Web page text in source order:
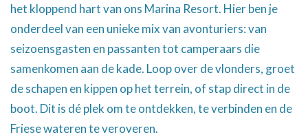
het kloppend hart van ons Marina Resort. Hier ben je
onderdeel van een unieke mix van avonturiers: van
seizoensgasten en passanten tot camperaars die
samenkomen aan de kade. Loop over de vlonders, groet
de schapen en kippen op het terrein, of stap direct in de
boot. Dit is dé plek om te ontdekken, te verbinden en de
Friese wateren te veroveren.